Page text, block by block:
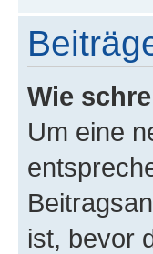
Wie
Um eine
ist, bevor